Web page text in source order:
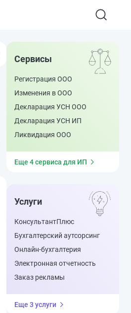
Сервисы
Регистрация ООО
Изменения в ООО
Декларация УСН ООО
Декларация УСН ИП
Ликвидация ООО
Еще 4 сервиса для ИП
Услуги
КонсультантПлюс
Бухгалтерский аутсорсинг
Онлайн-бухгалтерия
Электронная отчетность
Заказ рекламы
Еще 3 услуги